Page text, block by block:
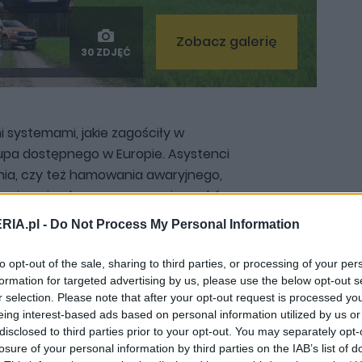
- Do Not Process My Personal Information
opt-out of the sale, sharing to third parties, or processing of your
for targeted advertising by us, please use the below opt-out
selection. Please note that after your opt-out request is processed
interest-based ads based on personal information utilized by us
to third parties prior to your opt-out. You may separately
of your personal information by third parties on the IAB’s list of
30 ZDJĘĆ
Zobacz galerię
jakie zagościły w
dostępnego w Europie. Asystenci
czy też hamowania awaryjnego,
pojazdu, rozpoznawanie znaków
pasa ruchu i jeszcze kilka innych.
jest naszpikowany nowinkami, przez
japońskimi „twardzielami”, ale i
się za popularnymi SUVami.
kwestiach.